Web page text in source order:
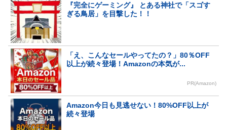
『完全にゲーミング』 とある神社で「スゴす
ぎる鳥居」を目撃した！！
「え、こんなセールやってたの？」80％OFF
以上が続々登場！Amazonの本気が...
PR(Amazon)
Amazon今日も見逃せない！80%OFF以上が
続々登場